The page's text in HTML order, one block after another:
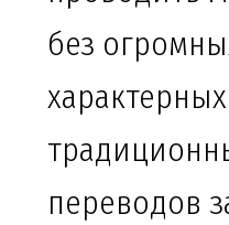
без
переводов